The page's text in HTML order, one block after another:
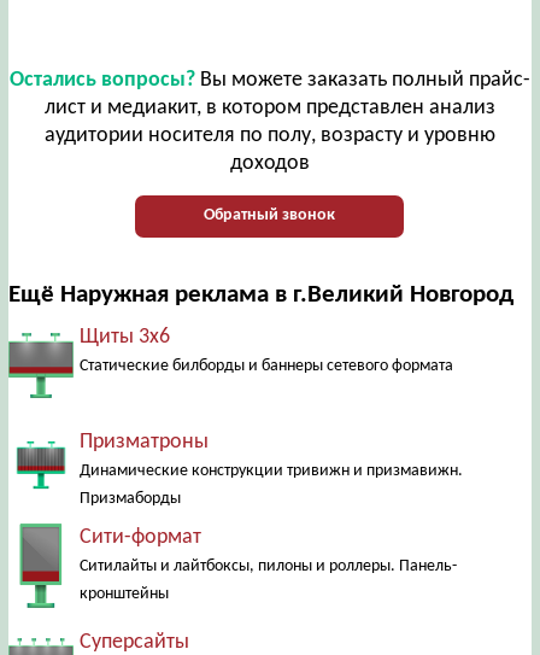
Остались вопросы?Вы можете заказать полный прайс-
лист и медиакит, в котором представлен анализ
аудитории носителя по полу, возрасту и уровню
доходов
Обратный звонок
Ещё Наружная реклама в г.Великий Новгород
Щиты 3х6
Статические билборды и баннеры сетевого формата
Призматроны
Динамические конструкции тривижн и призмавижн.
Призмаборды
Сити-формат
Ситилайты и лайтбоксы, пилоны и роллеры. Панель-
кронштейны
Суперсайты